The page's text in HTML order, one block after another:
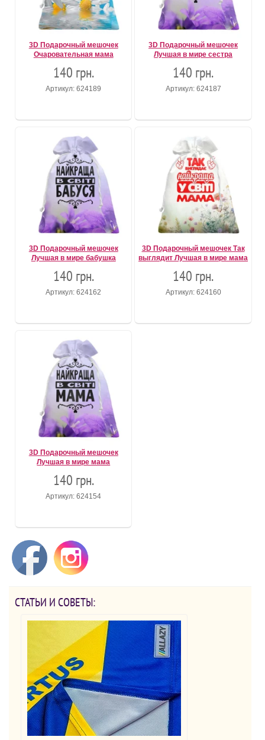
3D Подарочный мешочек
Очаровательная мама
140 грн.
Артикул: 624189
3D Подарочный мешочек
Лучшая в мире сестра
140 грн.
Артикул: 624187
3D Подарочный мешочек
Лучшая в мире бабушка
140 грн.
Артикул: 624162
3D Подарочный мешочек Так
выглядит Лучшая в мире мама
140 грн.
Артикул: 624160
3D Подарочный мешочек
Лучшая в мире мама
140 грн.
Артикул: 624154
СТАТЬИ И СОВЕТЫ: